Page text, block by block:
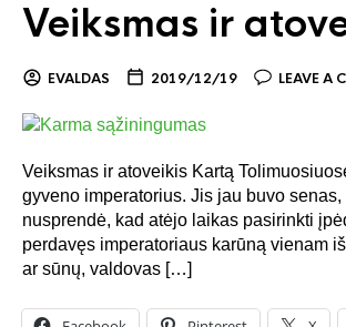
Veiksmas ir
EVALDAS 2019/12/19 LEAVE A
Veiksmas ir atoveikis Kartą
gyveno imperatorius. Jis jau buvo senas,
nusprendė, kad atėjo laikas pasirinkti
perdavęs imperatoriaus karūną vienam
ar sūnų, valdovas […]